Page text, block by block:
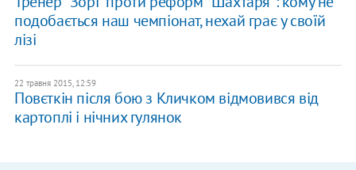
подобається наш чемпіонат, нехай грає у своїй
лізі
22 травня 2015, 12:59
Повєткін після бою з Кличком відмовився від
картоплі і нічних гулянок